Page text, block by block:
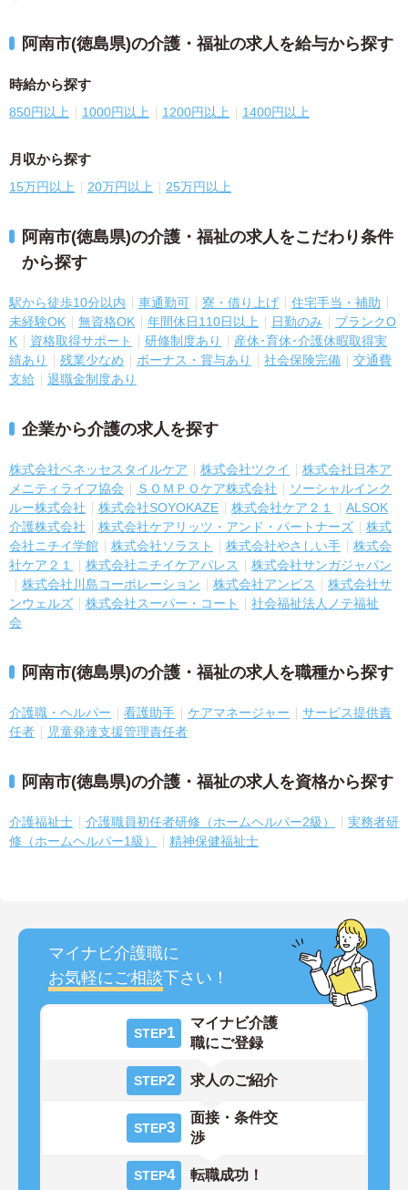
阿南市(徳島県)の介護・福祉の求人を給与から探す
時給から探す
850円以上 1000円以上 1200円以上 1400円以上
月収から探す
15万円以上 20万円以上 25万円以上
阿南市(徳島県)の介護・福祉の求人をこだわり条件
から探す
駅から徒歩10分以内 車通勤可 寮・借り上げ
住宅手当・補助
未経験OK
無資格OK 年間休日110日以上 日勤のみ
ブランクO
K
資格取得サポート 研修制度あり
産休･育休･介護休暇取得実
績あり
残業少なめ ボーナス・賞与あり 社会保険完備
交通費
支給
退職金制度あり
企業から介護の求人を探す
株式会社ベネッセスタイルケア 株式会社ツクイ
株式会社日本ア
メニティライフ協会
ＳＯＭＰＯケア株式会社
ソーシャルインク
ルー株式会社
株式会社SOYOKAZE 株式会社ケア２１
ALSOK
介護株式会社
株式会社ケアリッツ・アンド・パートナーズ
株式
会社ニチイ学館
株式会社ソラスト 株式会社やさしい手
株式会
社ケア２１
株式会社ニチイケアパレス
株式会社サンガジャパン
株式会社川島コーポレーション
株式会社アンビス
株式会社サ
ンウェルズ
株式会社スーパー・コート
社会福祉法人ノテ福祉
会
阿南市(徳島県)の介護・福祉の求人を職種から探す
介護職・ヘルパー 看護助手 ケアマネージャー
サービス提供責
任者
児童発達支援管理責任者
阿南市(徳島県)の介護・福祉の求人を資格から探す
介護福祉士 介護職員初任者研修（ホームヘルパー2級）
実務者研
修（ホームヘルパー1級）
精神保健福祉士
マイナビ介護職に
お気軽にご相談下さい！
STEP1
マイナビ介護
職にご登録
STEP2 求人のご紹介
STEP3
面接・条件交
渉
STEP4 転職成功！